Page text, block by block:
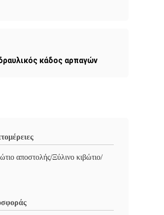
κάδος αρπαγών
αποστολής/Ξύλινο κιβώτιο/